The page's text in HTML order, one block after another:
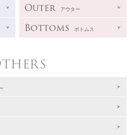
Outer アウター
Bottoms ボトムス